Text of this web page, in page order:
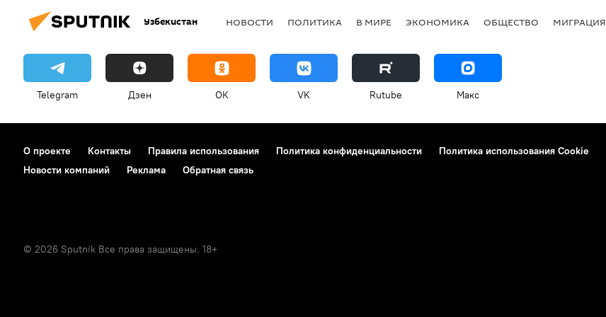
Узбекистан НОВОСТИ ПОЛИТИКА В МИРЕ ЭКОНОМИКА ОБЩЕСТВО МИГРАЦИЯ
Telegram Дзен OK VK Rutube Макс
О проекте Контакты Правила использования Политика конфиденциальности Политика использования Cookie
Новости компаний
Реклама Обратная связь
© 2026 Sputnik Все права защищены. 18+